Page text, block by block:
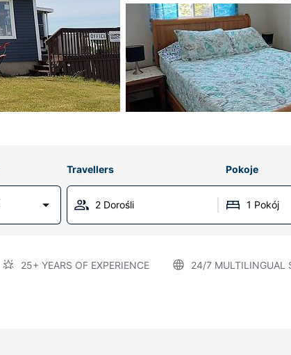
Travellers Pokoje
2 Dorośli 1 Pokój
25+ YEARS OF EXPERIENCE 24/7 MULTILINGUAL